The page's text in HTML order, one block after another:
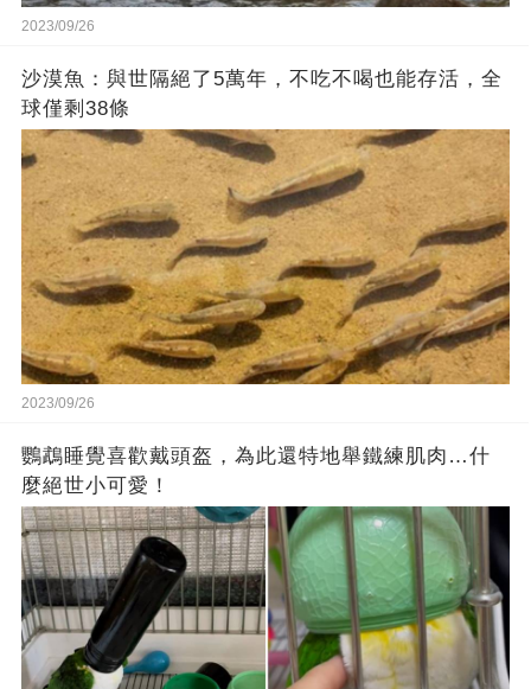
2023/09/26
沙漠魚：與世隔絕了5萬年，不吃不喝也能存活，全
球僅剩38條
2023/09/26
鸚鵡睡覺喜歡戴頭盔，為此還特地舉鐵練肌肉…什
麼絕世小可愛！